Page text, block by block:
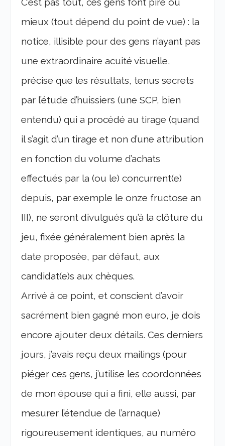
mieux (tout dépend du point de vue) : la
notice, illisible pour des gens n’ayant pas
une extraordinaire acuité visuelle,
précise que les résultats, tenus secrets
par l’étude d’huissiers (une SCP, bien
entendu) qui a procédé au tirage (quand
il s’agit d’un tirage et non d’une attribution
en fonction du volume d’achats
effectués par la (ou le) concurrent(e)
depuis, par exemple le onze fructose an
III), ne seront divulgués qu’à la clôture du
jeu, fixée généralement bien après la
date proposée, par défaut, aux
candidat(e)s aux chèques.
Arrivé à ce point, et conscient d’avoir
sacrément bien gagné mon euro, je dois
encore ajouter deux détails. Ces derniers
jours, j’avais reçu deux mailings (pour
piéger ces gens, j’utilise les coordonnées
de mon épouse qui a fini, elle aussi, par
mesurer l’étendue de l’arnaque)
rigoureusement identiques, au numéro